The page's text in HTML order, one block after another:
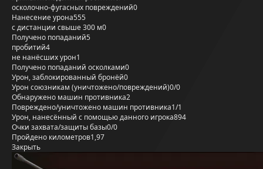
осколочно-фугасных повреждений0
Нанесение урона555
с дистанции свыше 300 м0
Получено попаданий5
пробитий4
не нанёсших урон1
Получено попаданий осколками0
Урон, заблокированный бронёй0
Урон союзникам (уничтожено/повреждений)0/0
Обнаружено машин противника2
Повреждено/уничтожено машин противника1/1
Урон, нанесённый с помощью данного игрока894
Очки захвата/защиты базы0/0
Пройдено километров1,97
Закрыть